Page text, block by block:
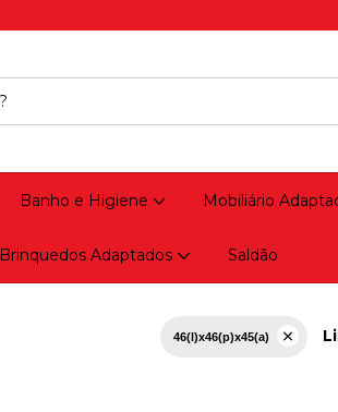
Banho e Higiene Mobiliário
Brinquedos Adaptados Saldão
46(l)x46(p)x45(a)